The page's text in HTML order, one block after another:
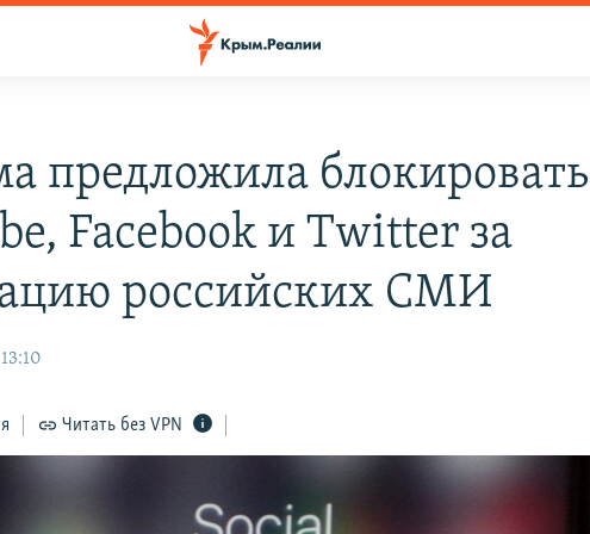
предложила блокировать
Facebook и Twitter за
российских СМИ
Читать без VPN